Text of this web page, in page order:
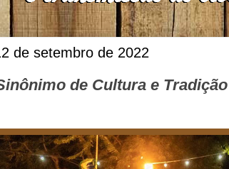
de setembro de 2022
de Cultura e Tradição